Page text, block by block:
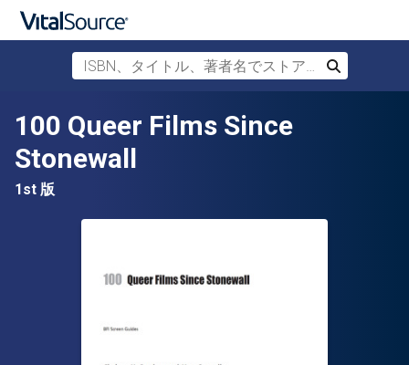
メインコンテンツへスキップ
ISBN、タイトル、著者名でストアを検索
検索
100 Queer Films Since
Stonewall
1st 版